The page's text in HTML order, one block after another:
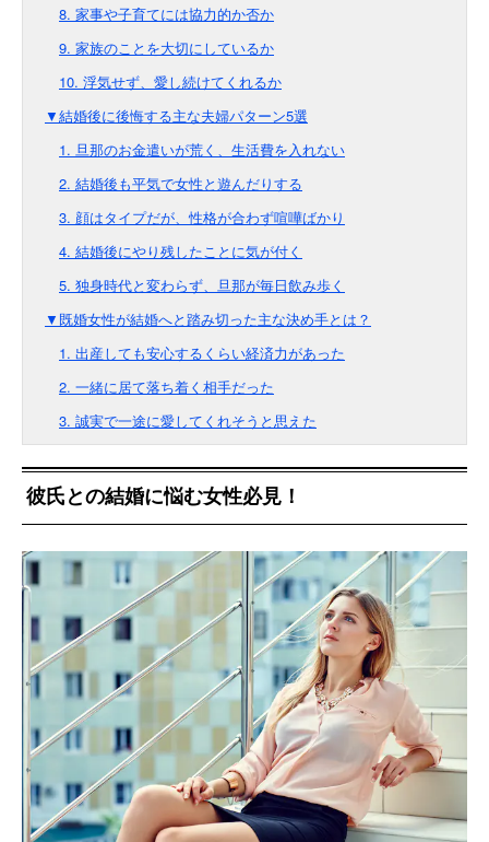
8. 家事や子育てには協力的か否か
9. 家族のことを大切にしているか
10. 浮気せず、愛し続けてくれるか
▼結婚後に後悔する主な夫婦パターン5選
1. 旦那のお金遣いが荒く、生活費を入れない
2. 結婚後も平気で女性と遊んだりする
3. 顔はタイプだが、性格が合わず喧嘩ばかり
4. 結婚後にやり残したことに気が付く
5. 独身時代と変わらず、旦那が毎日飲み歩く
▼既婚女性が結婚へと踏み切った主な決め手とは？
1. 出産しても安心するくらい経済力があった
2. 一緒に居て落ち着く相手だった
3. 誠実で一途に愛してくれそうと思えた
彼氏との結婚に悩む女性必見！